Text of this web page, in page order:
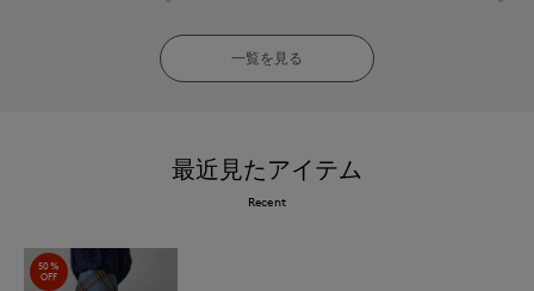
一覧を見る
最近見たアイテム
Recent
50%
OFF